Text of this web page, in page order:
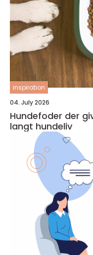
inspiration
04. July 2026
Hundefoder der
langt hundeliv